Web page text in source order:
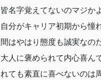
皆名字覚えてないのマジ
自分がキャリア初期から憧
間はやはり態度も誠実なの
大人に褒められて内心喜ん
れても素直に喜べないのは